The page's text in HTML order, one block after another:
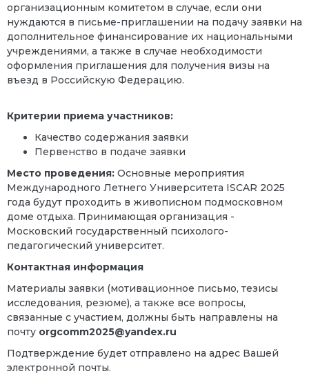
организационным комитетом в случае, если они
нуждаются в письме-приглашении на подачу заявки на
дополнительное финансирование их национальными
учреждениями, а также в случае необходимости
оформления приглашения для получения визы на
въезд в Российскую Федерацию.
Критерии приема участников:
Качество содержания заявки
Первенство в подаче заявки
Место проведения: Основные мероприятия
Международного Летнего Университета ISCAR 2025
года будут проходить в живописном подмосковном
доме отдыха. Принимающая организация -
Московский государственный психолого-
педагогический университет.
Контактная информация
Материалы заявки (мотивационное письмо, тезисы
исследования, резюме), а также все вопросы,
связанные с участием, должны быть направлены на
почту orgcomm2025@yandex.ru
Подтверждение будет отправлено на адрес Вашей
электронной почты.